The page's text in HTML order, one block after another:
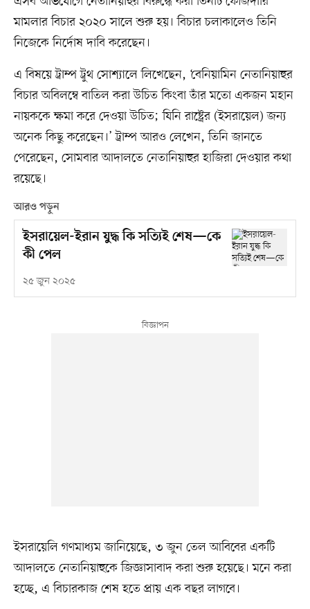
মামলার বিচার ২০২০ সালে শুরু হয়। বিচার চলাকালেও তিনি
নিজেকে নির্দোষ দাবি করেছেন।
এ বিষয়ে ট্রাম্প ট্রুথ সোশ্যালে লিখেছেন, ‘বেনিয়ামিন নেতানিয়াহুর
বিচার অবিলম্বে বাতিল করা উচিত কিংবা তাঁর মতো একজন মহান
নায়ককে ক্ষমা করে দেওয়া উচিত; যিনি রাষ্ট্রের (ইসরায়েল) জন্য
অনেক কিছু করেছেন।’ ট্রাম্প আরও লেখেন, তিনি জানতে
পেরেছেন, সোমবার আদালতে নেতানিয়াহুর হাজিরা দেওয়ার কথা
রয়েছে।
আরও পড়ুন
ইসরায়েল-ইরান যুদ্ধ কি সত্যিই শেষ—কে
কী পেল
২৫ জুন ২০২৫
ইসরায়েলি গণমাধ্যম জানিয়েছে, ৩ জুন তেল আবিবের একটি
আদালতে নেতানিয়াহুকে জিজ্ঞাসাবাদ করা শুরু হয়েছে। মনে করা
হচ্ছে, এ বিচারকাজ শেষ হতে প্রায় এক বছর লাগবে।